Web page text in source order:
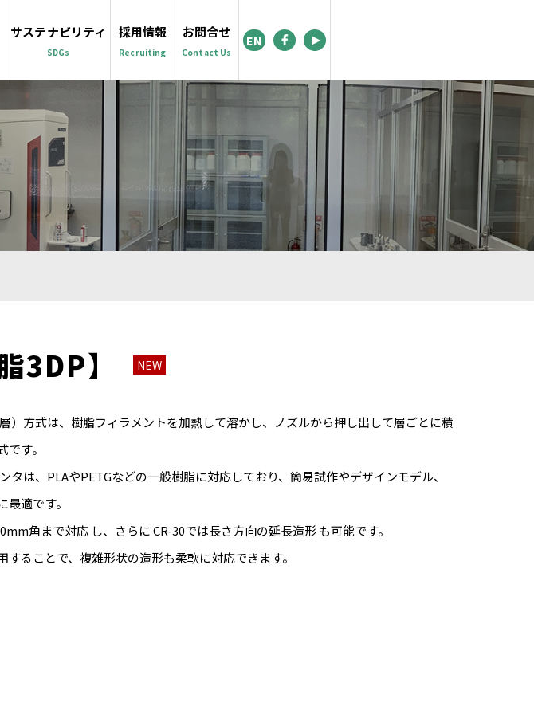
サステナビリティ
SDGs
採用情報
Recruiting
お問合せ
Contact Us
EN
3DP】 NEW
）方式は、樹脂フィラメントを加熱して溶かし、ノズルから押し出して層ごとに積
す。
タは、PLAやPETGなどの一般樹脂に対応しており、簡易試作やデザインモデル、
適です。
角まで対応 し、さらに CR-30では長さ方向の延長造形 も可能です。
することで、複雑形状の造形も柔軟に対応できます。